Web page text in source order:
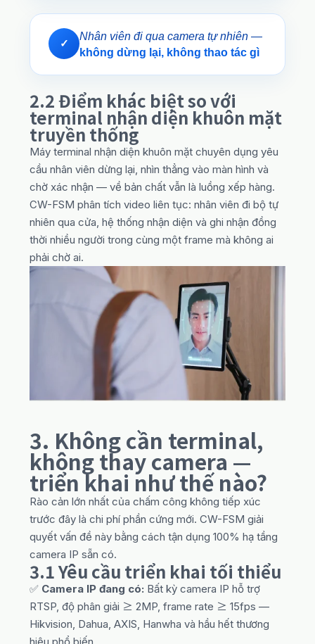
✓
Nhân viên đi qua camera tự nhiên —
không dừng lại, không thao tác gì
2.2 Điểm khác biệt so với
terminal nhận diện khuôn mặt
truyền thống
Máy terminal nhận diện khuôn mặt chuyên dụng yêu
cầu nhân viên dừng lại, nhìn thẳng vào màn hình và
chờ xác nhận — về bản chất vẫn là luồng xếp hàng.
CW-FSM phân tích video liên tục: nhân viên đi bộ tự
nhiên qua cửa, hệ thống nhận diện và ghi nhận đồng
thời nhiều người trong cùng một frame mà không ai
phải chờ ai.
3. Không cần terminal,
không thay camera —
triển khai như thế nào?
Rào cản lớn nhất của chấm công không tiếp xúc
trước đây là chi phí phần cứng mới. CW-FSM giải
quyết vấn đề này bằng cách tận dụng 100% hạ tầng
camera IP sẵn có.
3.1 Yêu cầu triển khai tối thiểu
✅ Camera IP đang có: Bất kỳ camera IP hỗ trợ
RTSP, độ phân giải ≥ 2MP, frame rate ≥ 15fps —
Hikvision, Dahua, AXIS, Hanwha và hầu hết thương